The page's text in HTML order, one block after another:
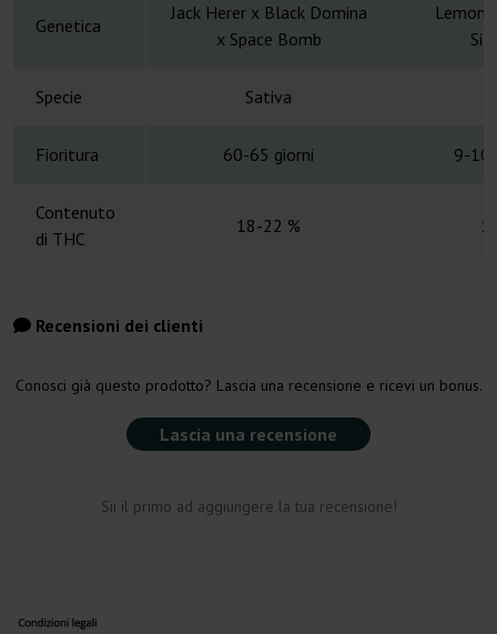
Genetica
Jack Herer x Black Domina
x Space Bomb
Lemon
Specie Sativa
Fioritura 60-65 giorni 9-10
Contenuto
di THC
18-22 %
Recensioni dei clienti
Conosci già questo prodotto? Lascia una recensione e ricevi un bonus.
Lascia una recensione
Sii il primo ad aggiungere la tua recensione!